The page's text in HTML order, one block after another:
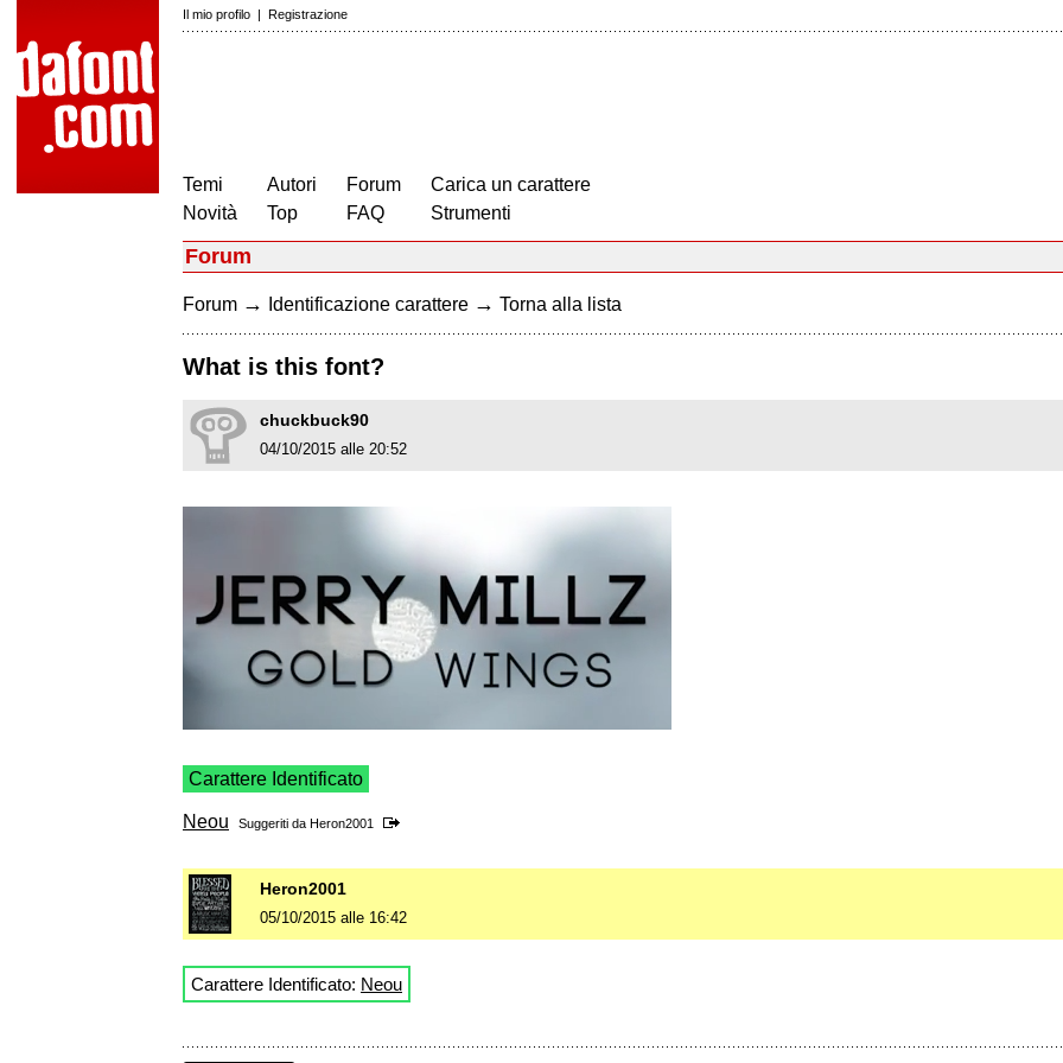
Il mio profilo | Registrazione
Temi
Novità
Autori
Top
Forum
FAQ
Carica un carattere
Strumenti
Forum
Forum → Identificazione carattere → Torna alla lista
What is this font?
chuckbuck90
04/10/2015 alle 20:52
Carattere Identificato
Neou Suggeriti da Heron2001
Heron2001
05/10/2015 alle 16:42
Carattere Identificato: Neou